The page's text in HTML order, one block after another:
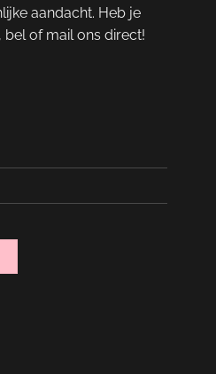
aandacht. Heb je
of mail ons direct!